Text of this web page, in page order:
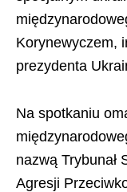
Korynewyczem,
prezydenta
Na spotkaniu
nazwą Trybunał
Agresji